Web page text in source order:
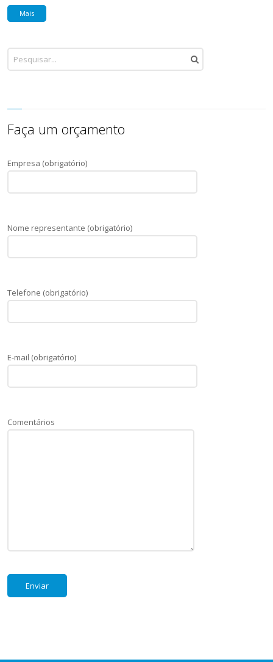
Mais
Faça um orçamento
Empresa (obrigatório)
Nome representante (obrigatório)
Telefone (obrigatório)
E-mail (obrigatório)
Comentários